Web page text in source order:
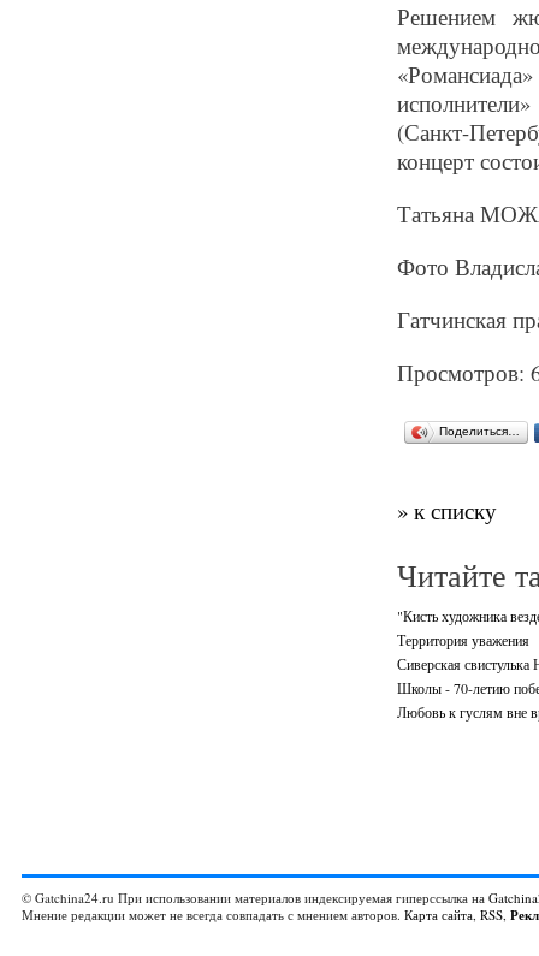
Решением
(Санкт-
концерт
Татьяна
Фото
Гатчинская
Просмотров:
Поделиться…
» к списку
Читайте
"Кисть художника
Территория уважения
Сиверская
Школы - 70-летию
Любовь к гуслям вне
© Gatchina24.ru При использовании материалов индексируемая гиперссылка на
Мнение редакции может не всегда совпадать с мнением авторов. Карта сайта, RSS,